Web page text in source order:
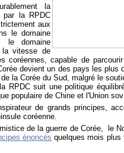
la
par la RPDC
aux
le domaine
le domaine
vitesse de
coréennes, capable de
devient un des pays les plus
la Corée du Sud, malgré le
RPDC suit une politique
populaire de Chine et l'Union
de grands principes,
coréenne.
de la guerre de Corée, le
énoncés quelques mois